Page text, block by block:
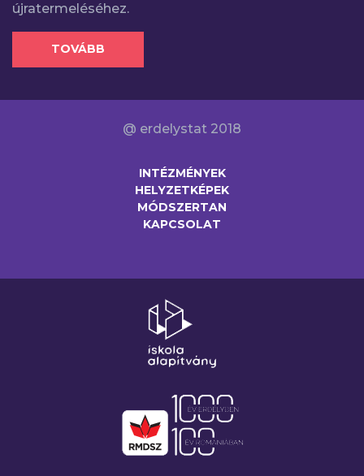
újratermeléséhez.
TOVÁBB
@ erdelystat 2018
INTÉZMÉNYEK
HELYZETKÉPEK
MÓDSZERTAN
KAPCSOLAT